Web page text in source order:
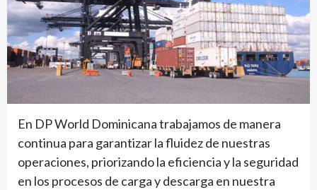
En DP World Dominicana trabajamos de manera
continua para garantizar la fluidez de nuestras
operaciones, priorizando la eficiencia y la seguridad
en los procesos de carga y descarga en nuestra